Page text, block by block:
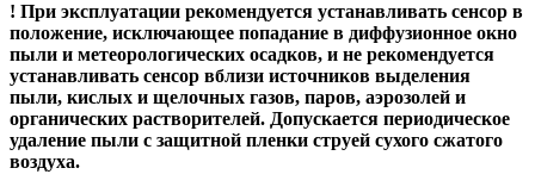
! При эксплуатации рекомендуется устанавливать сенсор в
положение, исключающее попадание в диффузионное окно
пыли и метеорологических осадков, и не рекомендуется
устанавливать сенсор вблизи источников выделения
пыли, кислых и щелочных газов, паров, аэрозолей и
органических растворителей. Допускается периодическое
удаление пыли с защитной пленки струей сухого сжатого
воздуха.